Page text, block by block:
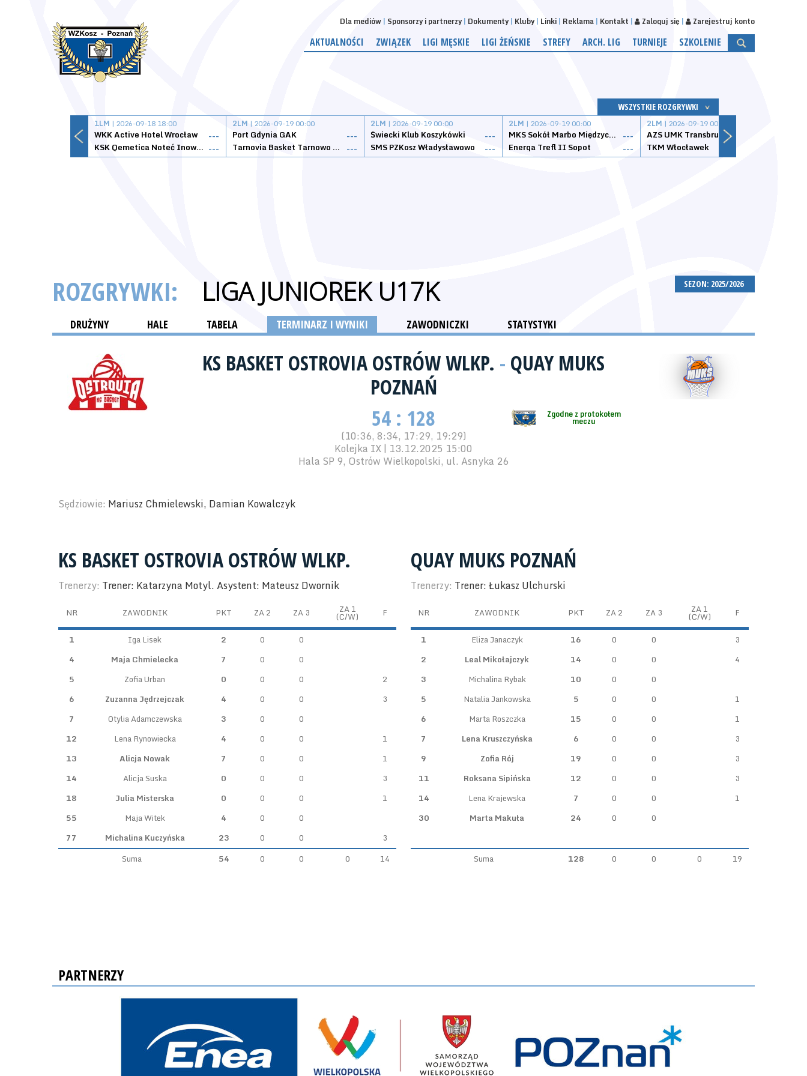
Dla mediów Sponsorzy i partnerzy Dokumenty Kluby Linki Reklama Kontakt Zaloguj się Zarejestruj konto
AKTUALNOŚCI ZWIĄZEK LIGI MĘSKIE LIGI ŻEŃSKIE STREFY ARCH. LIG TURNIEJE SZKOLENIE
WSZYSTKIE ROZGRYWKI
1LM | 2026-09-18 18:00
WKK Active Hotel Wrocław
---
KSK Qemetica Noteć Inowrocław ---
2LM | 2026-09-19 00:00
Port Gdynia GAK
---
Tarnovia Basket Tarnowo Podgórne ---
2LM | 2026-09-19 00:00
Świecki Klub Koszykówki
---
SMS PZKosz Władysławowo
---
2LM | 2026-09-19 00:00
MKS Sokół Marbo Międzychód ---
Energa Trefl II Sopot
---
2LM | 2026-09-19 00:00
AZS UMK Transbruk Toruń
TKM Włocławek
SEZON: 2025/2026
ROZGRYWKI: LIGA JUNIOREK U17K
DRUŻYNY HALE TABELA TERMINARZ I WYNIKI ZAWODNICZKI STATYSTYKI
KS BASKET OSTROVIA OSTRÓW WLKP. - QUAY MUKS
POZNAŃ
Zgodne z protokołem
meczu
54 : 128
(10:36, 8:34, 17:29, 19:29)
Kolejka IX | 13.12.2025 15:00
Hala SP 9, Ostrów Wielkopolski, ul. Asnyka 26
Sędziowie: Mariusz Chmielewski, Damian Kowalczyk
KS BASKET OSTROVIA OSTRÓW WLKP.
Trenerzy: Trener: Katarzyna Motyl. Asystent: Mateusz Dwornik
NR ZAWODNIK PKT ZA 2 ZA 3 ZA 1
(C/W) F
1 Iga Lisek 2 0
0
4
Maja Chmielecka 7 0
0
5
Zofia Urban 0 0 0
2
6
Zuzanna Jędrzejczak 4 0 0
3
7
Otylia Adamczewska 3 0
0
12
Lena Rynowiecka 4 0 0
1
13
Alicja Nowak 7 0 0
1
14
Alicja Suska 0 0 0
3
18
Julia Misterska 0 0 0
1
55
Maja Witek 4 0
0
77
Michalina Kuczyńska 23 0 0
3
Suma
54 0 0 0 14
QUAY MUKS POZNAŃ
Trenerzy: Trener: Łukasz Ulchurski
NR ZAWODNIK PKT ZA 2 ZA 3 ZA 1
(C/W) F
1 Eliza Janaczyk 16 0 0
3
2
Leal Mikołajczyk 14 0 0
4
3
Michalina Rybak 10 0
0
5
Natalia Jankowska 5 0 0
1
6
Marta Roszczka 15 0 0
1
7
Lena Kruszczyńska 6 0 0
3
9
Zofia Rój 19 0 0
3
11
Roksana Sipińska 12 0 0
3
14
Lena Krajewska 7 0 0
1
30
Marta Makuła 24 0 0
Suma 128 0 0 0 19
PARTNERZY